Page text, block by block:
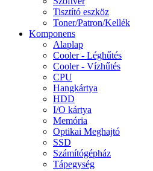
Tisztító eszköz
Toner/Patron/Kellék
Komponens
Alaplap
Cooler - Léghűtés
Cooler - Vízhűtés
CPU
Hangkártya
HDD
I/O kártya
Memória
Optikai Meghajtó
SSD
Számítógépház
Tápegység